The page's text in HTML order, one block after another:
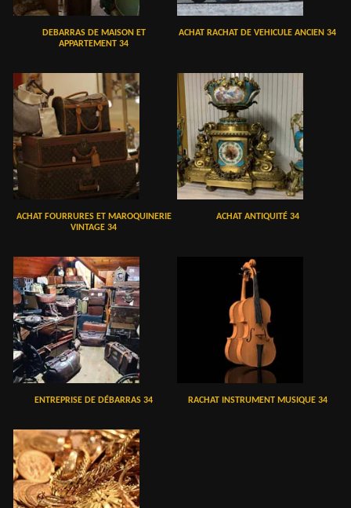
DEBARRAS DE MAISON ET
APPARTEMENT 34
ACHAT RACHAT DE VEHICULE ANCIEN 34
ACHAT FOURRURES ET MAROQUINERIE
VINTAGE 34
ACHAT ANTIQUITÉ 34
ENTREPRISE DE DÉBARRAS 34 RACHAT INSTRUMENT MUSIQUE 34